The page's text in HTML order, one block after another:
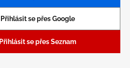
Přihlásit se přes Google
Přihlásit se přes Seznam